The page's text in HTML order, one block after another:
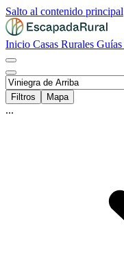
Salto al contenido principal
Inicio Casas Rurales Guías
Filtros
Mapa
...